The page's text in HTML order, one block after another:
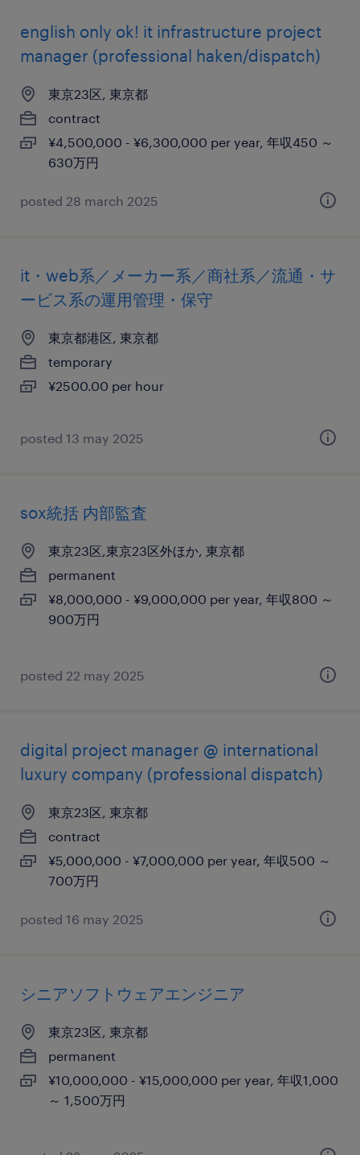
english only ok! it infrastructure project
manager (professional haken/dispatch)
東京23区, 東京都
contract
¥4,500,000 - ¥6,300,000 per year, 年収450 ～
630万円
posted 28 march 2025
it・web系／メーカー系／商社系／流通・サ
ービス系の運用管理・保守
東京都港区, 東京都
temporary
¥2500.00 per hour
posted 13 may 2025
sox統括 内部監査
東京23区,東京23区外ほか, 東京都
permanent
¥8,000,000 - ¥9,000,000 per year, 年収800 ～
900万円
posted 22 may 2025
digital project manager @ international
luxury company (professional dispatch)
東京23区, 東京都
contract
¥5,000,000 - ¥7,000,000 per year, 年収500 ～
700万円
posted 16 may 2025
シニアソフトウェアエンジニア
東京23区, 東京都
permanent
¥10,000,000 - ¥15,000,000 per year, 年収1,000
～ 1,500万円